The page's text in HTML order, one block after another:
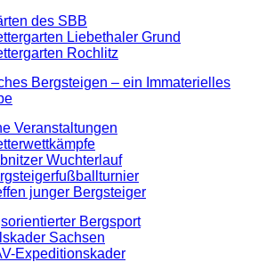
des SBB
Liebethaler Grund
Rochlitz
Bergsteigen – ein Immaterielles
Veranstaltungen
Wuchterlauf
junger Bergsteiger
Bergsport
Sachsen
Expeditionskader